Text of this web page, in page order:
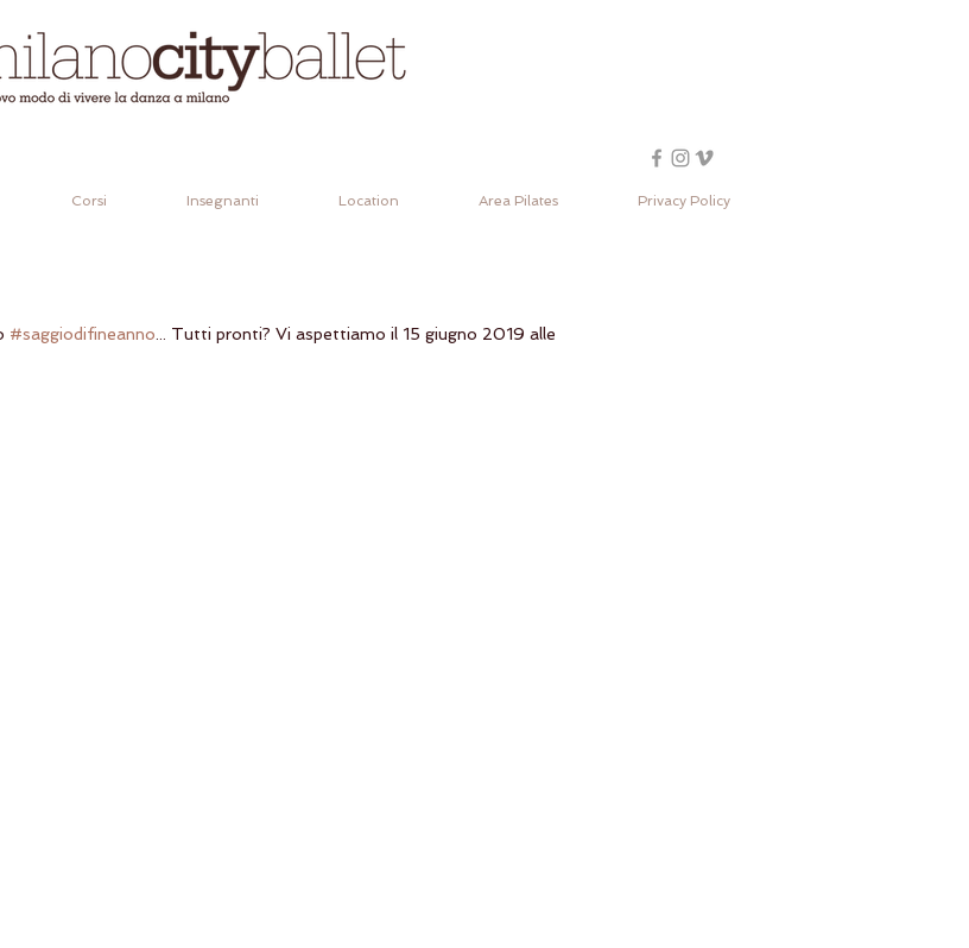
Corsi Insegnanti Location Area Pilates Privacy Policy
#saggiodifineanno ... Tutti pronti? Vi aspettiamo il 15 giugno 2019 alle